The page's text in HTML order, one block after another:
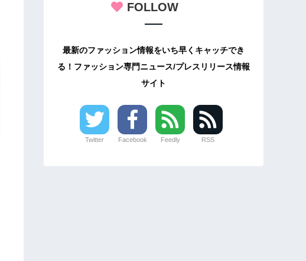
FOLLOW
最新のファッション情報をいち早くキャッチでき
る！ファッション専門ニュース/プレスリリース情報
サイト
Twitter Facebook Feedly RSS